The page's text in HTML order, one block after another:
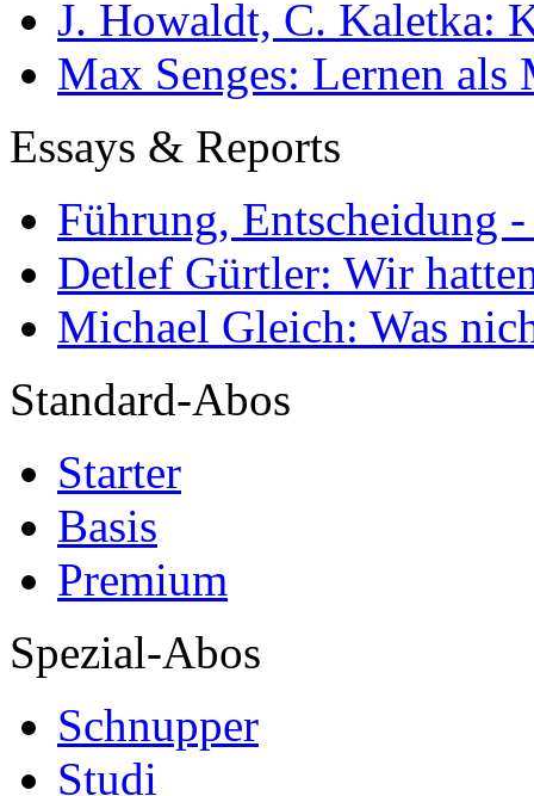
J. Howaldt, C. Kaletka:
Max Senges: Lernen als
Essays & Reports
Führung, Entscheidung
Detlef Gürtler: Wir
Michael Gleich: Was
Standard-Abos
Starter
Basis
Premium
Spezial-Abos
Schnupper
Studi